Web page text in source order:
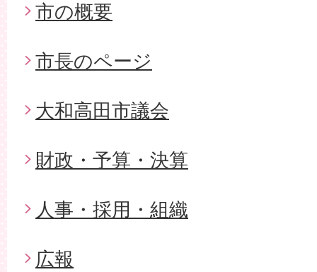
市の概要
市長のページ
大和高田市議会
財政・予算・決算
人事・採用・組織
広報